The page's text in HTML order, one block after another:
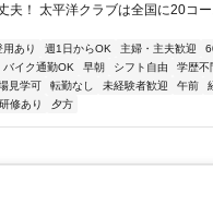
夫！ 太平洋クラブは全国に20コ
用あり 週1日からOK 主婦・主夫歓迎
バイク通勤OK 早朝 シフト自由 学歴不
見学可 転勤なし 未経験者歓迎 午前
研修あり 夕方